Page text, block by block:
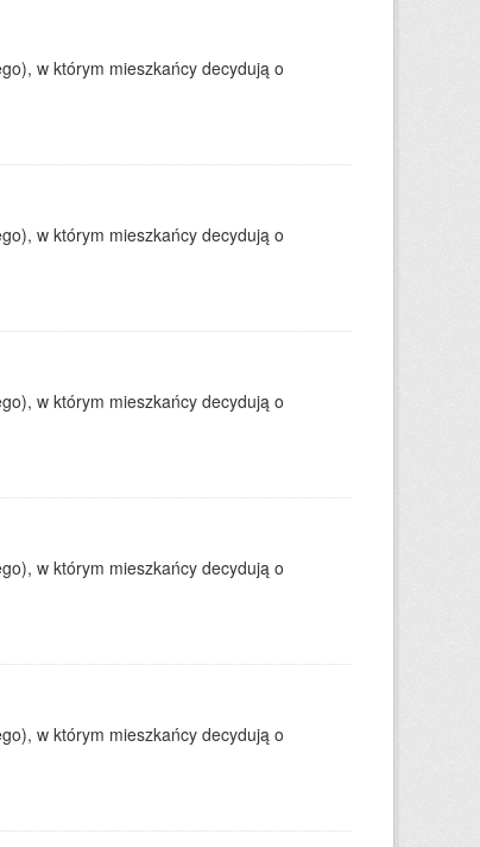
w którym mieszkańcy decydują o
w którym mieszkańcy decydują o
w którym mieszkańcy decydują o
w którym mieszkańcy decydują o
w którym mieszkańcy decydują o